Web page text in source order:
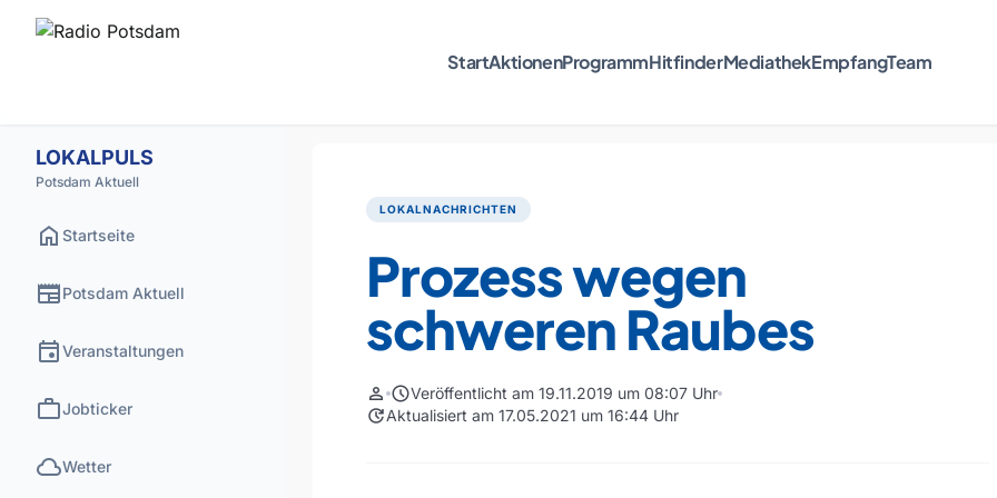
StartAktionenProgrammHitfinderMediathekEmpfangTeam
LOKALPULS
Potsdam Aktuell
home Startseite
newspaperPotsdam Aktuell
eventVeranstaltungen
workJobticker
cloudWetter
LOKALNACHRICHTEN
Prozess wegen
schweren Raubes
person scheduleVeröffentlicht am 19.11.2019 um 08:07 Uhr
updateAktualisiert am 17.05.2021 um 16:44 Uhr